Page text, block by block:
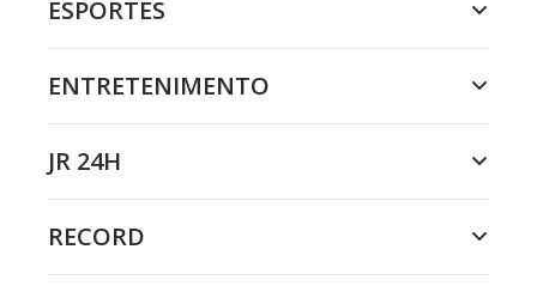
ESPORTES
ENTRETENIMENTO
JR 24H
RECORD